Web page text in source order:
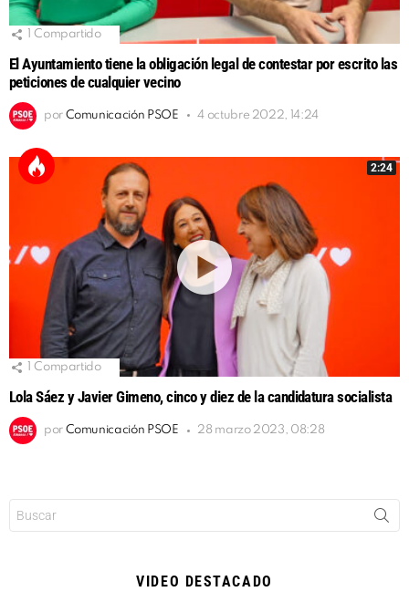
Compartido
El Ayuntamiento tiene la obligación legal de contestar por escrito las
peticiones de cualquier vecino
por Comunicación PSOE 4 octubre 2022, 14:24
2:24
Compartido
Lola Sáez y Javier Gimeno, cinco y diez de la candidatura socialista
por Comunicación PSOE 28 marzo 2023, 08:28
VIDEO DESTACADO